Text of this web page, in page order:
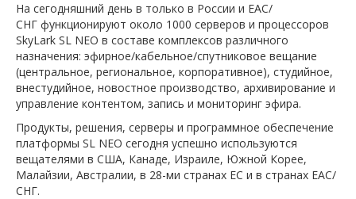
На сегодняшний день в только в России и EAC/
СНГ функционируют около 1000 серверов и процессоров
SkyLark SL NEO в составе комплексов различного
назначения: эфирное/кабельное/спутниковое вещание
(центральное, региональное, корпоративное), студийное,
внестудийное, новостное производство, архивирование и
управление контентом, запись и мониторинг эфира.
Продукты, решения, серверы и программное обеспечение
платформы SL NEO сегодня успешно используются
вещателями в США, Канаде, Израиле, Южной Корее,
Малайзии, Австралии, в 28-ми странах ЕС и в странах EAC/
СНГ.